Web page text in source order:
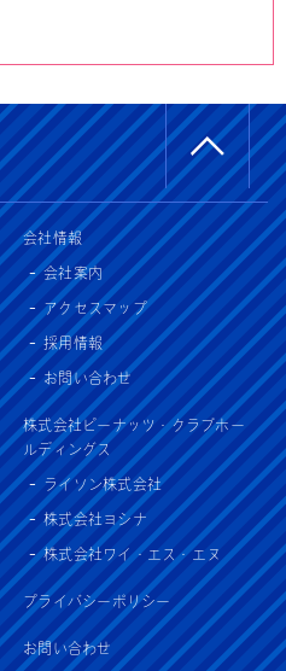
会社情報
会社案内
アクセスマップ
採用情報
お問い合わせ
株式会社ピーナッツ・クラブホー
ルディングス
ライソン株式会社
株式会社ヨシナ
株式会社ワイ・エス・エヌ
プライバシーポリシー
お問い合わせ